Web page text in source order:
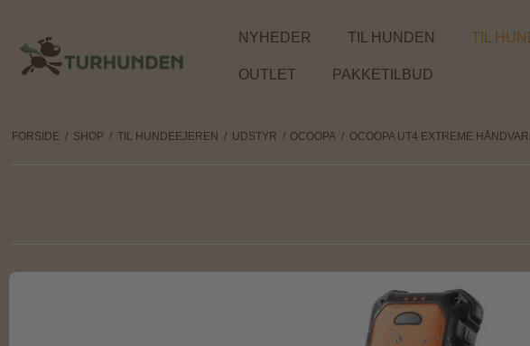
NYHEDER TIL HUNDEN TIL
OUTLET PAKKETILBUD
FORSIDE / SHOP / TIL HUNDEEJEREN / UDSTYR / OCOOPA / OCOOPA UT4 EXTREME